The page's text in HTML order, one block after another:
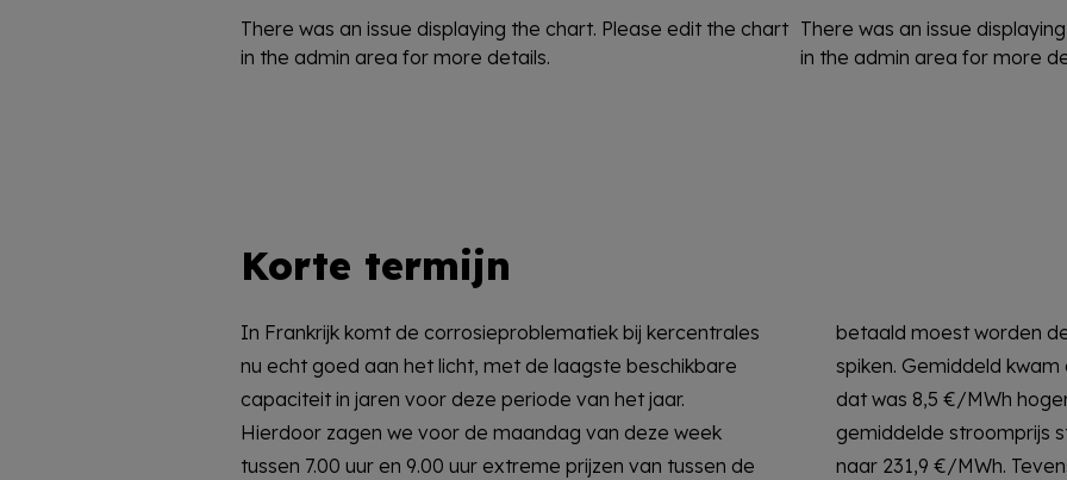
There was an issue displaying the chart. Please edit the chart
in the admin area for more details.
There was an issue
in the admin area for more
Korte termijn
In Frankrijk komt de corrosieproblematiek bij kercentrales
nu echt goed aan het licht, met de laagste beschikbare
capaciteit in jaren voor deze periode van het jaar.
Hierdoor zagen we voor de maandag van deze week
tussen 7.00 uur en 9.00 uur extreme prijzen van tussen de
betaald moest worden deed de gasprijzen opnieuw
spiken. Gemiddeld kwam de gasprijs uit op 113,1 €/MWh,
dat was 8,5 €/MWh hoger dan een week eerder. De
gemiddelde stroomprijs steeg eveneens met 12,2 €/MWh
naar 231,9 €/MWh. Tevens zijn er een aantal centrales in